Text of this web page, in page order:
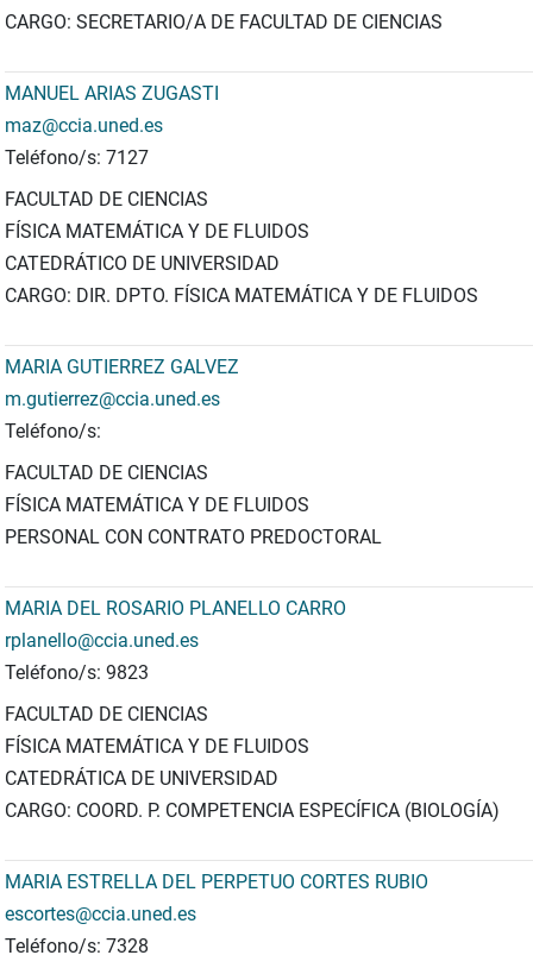
CARGO: SECRETARIO/A DE FACULTAD DE CIENCIAS
MANUEL ARIAS ZUGASTI
maz@ccia.uned.es
Teléfono/s: 7127
FACULTAD DE CIENCIAS
FÍSICA MATEMÁTICA Y DE FLUIDOS
CATEDRÁTICO DE UNIVERSIDAD
CARGO: DIR. DPTO. FÍSICA MATEMÁTICA Y DE FLUIDOS
MARIA GUTIERREZ GALVEZ
m.gutierrez@ccia.uned.es
Teléfono/s:
FACULTAD DE CIENCIAS
FÍSICA MATEMÁTICA Y DE FLUIDOS
PERSONAL CON CONTRATO PREDOCTORAL
MARIA DEL ROSARIO PLANELLO CARRO
rplanello@ccia.uned.es
Teléfono/s: 9823
FACULTAD DE CIENCIAS
FÍSICA MATEMÁTICA Y DE FLUIDOS
CATEDRÁTICA DE UNIVERSIDAD
CARGO: COORD. P. COMPETENCIA ESPECÍFICA (BIOLOGÍA)
MARIA ESTRELLA DEL PERPETUO CORTES RUBIO
escortes@ccia.uned.es
Teléfono/s: 7328